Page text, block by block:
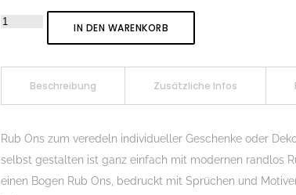
Rub-
Erzieherin
mit
IN DEN WARENKORB
Beschreibung Zusätzliche Infos
Rub Ons zum veredeln individueller Geschenke oder
selbst gestalten ist ganz einfach mit modernen randlos
einen Bogen Rub Ons, bedruckt mit Sprüchen und